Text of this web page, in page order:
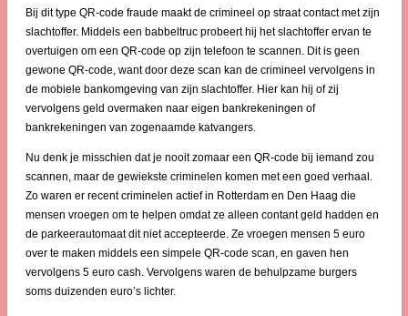
Bij dit type QR-code fraude maakt de crimineel op straat contact met zijn
slachtoffer. Middels een babbeltruc probeert hij het slachtoffer ervan te
overtuigen om een QR-code op zijn telefoon te scannen. Dit is geen
gewone QR-code, want door deze scan kan de crimineel vervolgens in
de mobiele bankomgeving van zijn slachtoffer. Hier kan hij of zij
vervolgens geld overmaken naar eigen bankrekeningen of
bankrekeningen van zogenaamde katvangers.
Nu denk je misschien dat je nooit zomaar een QR-code bij iemand zou
scannen, maar de gewiekste criminelen komen met een goed verhaal.
Zo waren er recent criminelen actief in Rotterdam en Den Haag die
mensen vroegen om te helpen omdat ze alleen contant geld hadden en
de parkeerautomaat dit niet accepteerde. Ze vroegen mensen 5 euro
over te maken middels een simpele QR-code scan, en gaven hen
vervolgens 5 euro cash. Vervolgens waren de behulpzame burgers
soms duizenden euro’s lichter.